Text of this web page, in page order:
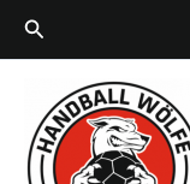
Inhalt
Suchen